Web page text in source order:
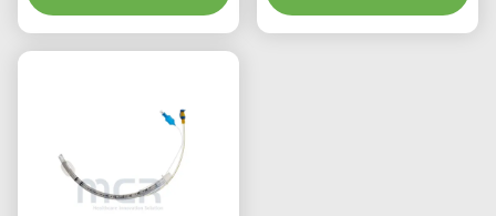
pour une garantie de